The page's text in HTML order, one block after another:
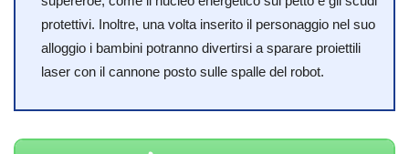
protettivi. Inoltre, una volta inserito il personaggio nel suo
alloggio i bambini potranno divertirsi a sparare proiettili
laser con il cannone posto sulle spalle del robot.